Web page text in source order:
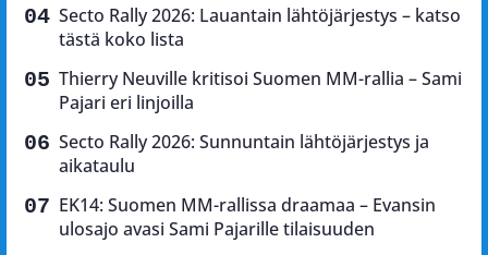
Secto Rally 2026: Lauantain lähtöjärjestys – katso
tästä koko lista
Thierry Neuville kritisoi Suomen MM-rallia – Sami
Pajari eri linjoilla
Secto Rally 2026: Sunnuntain lähtöjärjestys ja
aikataulu
EK14: Suomen MM-rallissa draamaa – Evansin
ulosajo avasi Sami Pajarille tilaisuuden